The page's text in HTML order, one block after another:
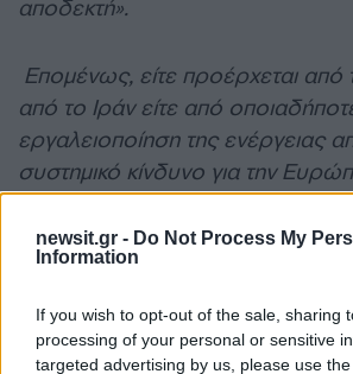
newsit.gr - Do Not Process My
Information
If you wish to opt-out of the sale, sharing
processing of your personal or sensitive
targeted advertising by us, please use
αποδεκτή».
Επομένως, είτε προέρχεται από
από το Ιράν είτε από
εργαλειοποίηση της ενέργειας
συστημικό κίνδυνο για την
πρέπει να είναι ενωμένη στην
του φαινομένου. Η
ενέργειας είναι κάτι που
και δεν πρέπει να γίνεται